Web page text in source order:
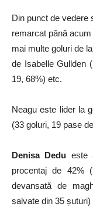
Din punct de vedere
remarcat până
mai multe goluri de
de Isabelle Gullden
19, 68%) etc.
Neagu este lider la
(33 goluri, 19 pase
Denisa Dedu este
procentaj de 42%
devansată de
salvate din 35 șuturi)